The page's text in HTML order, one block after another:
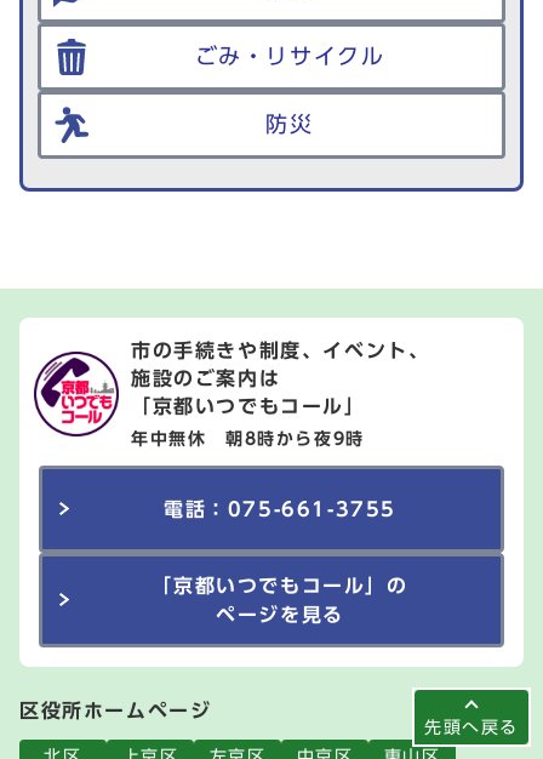
ごみ・リサイクル
防災
先頭へ戻る
市の手続きや制度、イベント、
施設のご案内は
「京都いつでもコール」
年中無休 朝8時から夜9時
電話：075-661-3755
「京都いつでもコール」の
ページを見る
区役所ホームページ